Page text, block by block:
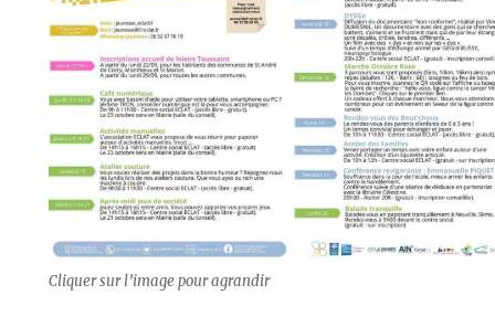
Cliquer sur l’image pour agrandir